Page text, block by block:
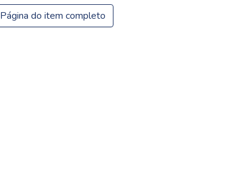
Página do item completo